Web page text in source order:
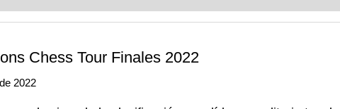
intelligently and with a more personalised
Chess Tour Finales 2022
2022